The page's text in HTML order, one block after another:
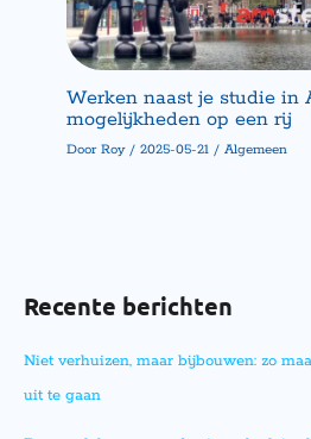
Werken naast je studie in
mogelijkheden op een rij
DoorRoy/2025-05-21/Algemeen
Recente berichten
Niet verhuizen, maar bijbouwen: zo
uit te gaan